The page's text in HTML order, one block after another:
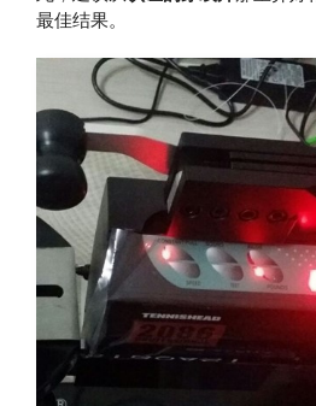
最佳结果。